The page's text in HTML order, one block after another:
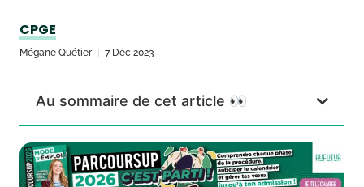
CPGE
Mégane Quétier 7 Déc 2023
Au sommaire de cet article 👀